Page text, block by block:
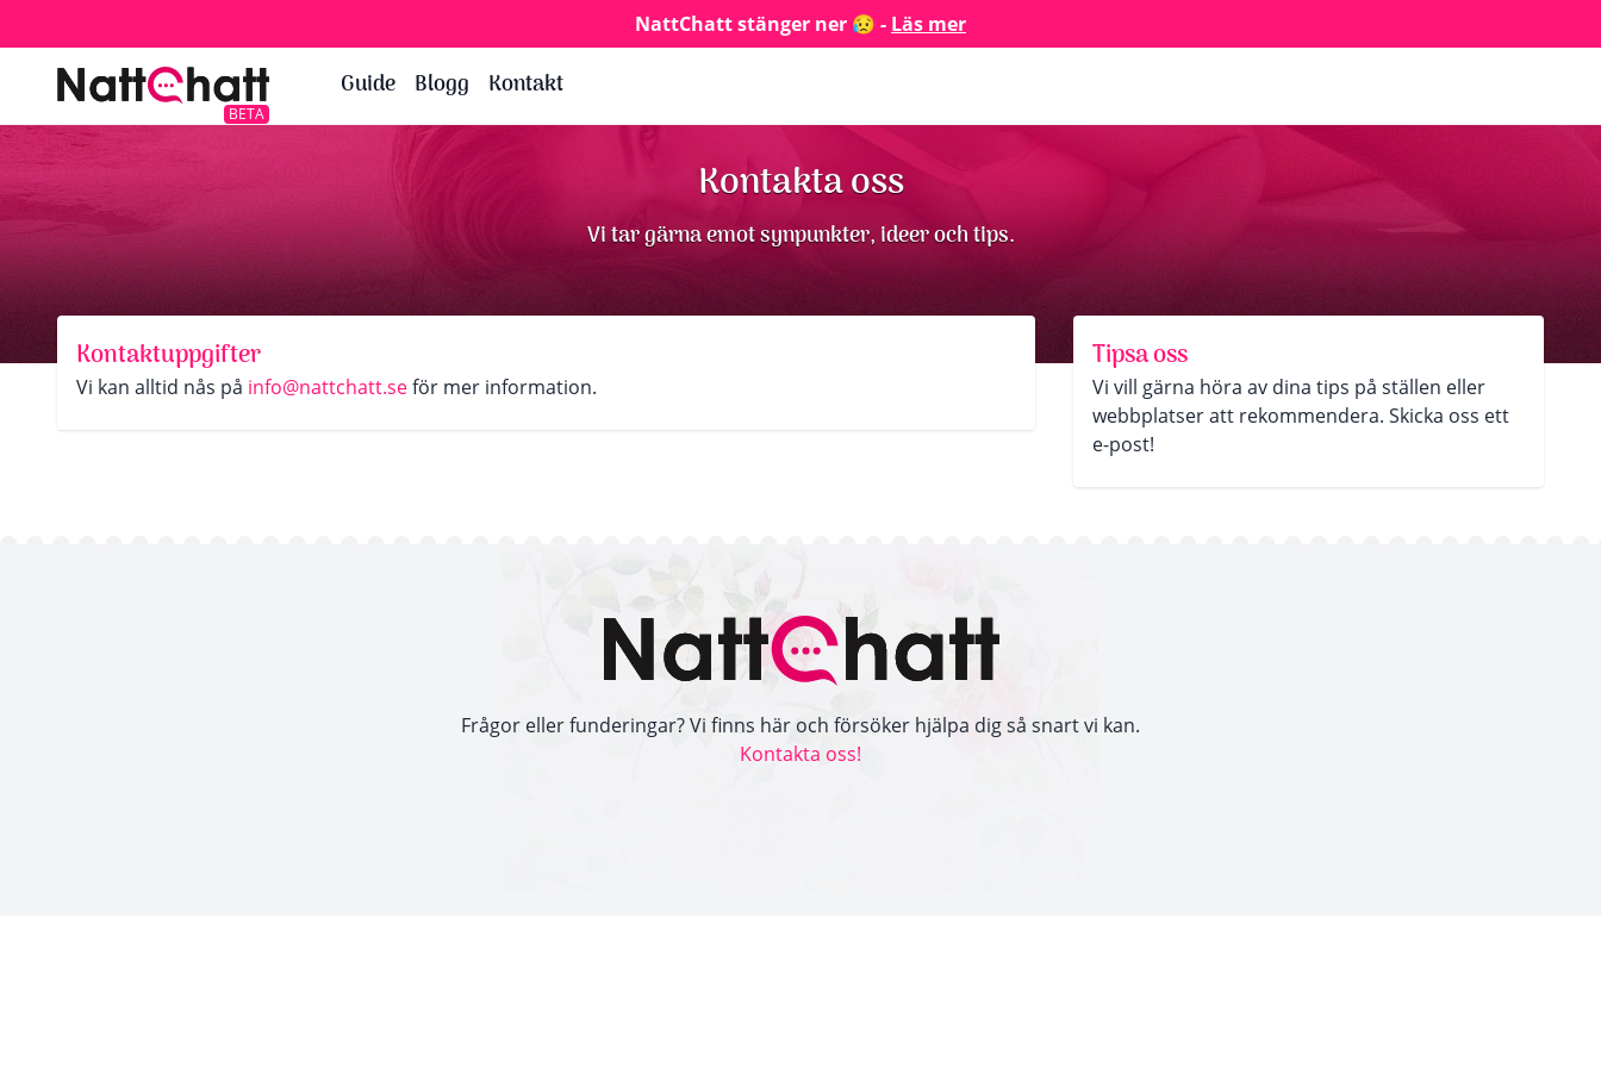
NattChatt stänger ner 😥 - Läs mer
BETA
Guide Blogg Kontakt
Kontakta oss
Vi tar gärna emot synpunkter, ideer och tips.
Kontaktuppgifter
Vi kan alltid nås på info@nattchatt.seför mer information.
Tipsa oss
Vi vill gärna höra av dina tips på ställen eller
webbplatser att rekommendera. Skicka oss ett
e-post!
Frågor eller funderingar? Vi finns här och försöker hjälpa dig så snart vi kan.
Kontakta oss!